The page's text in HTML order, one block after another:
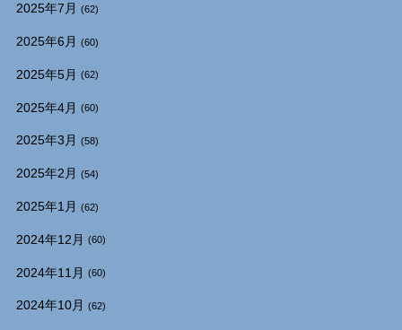
2025年7月 (62)
2025年6月 (60)
2025年5月 (62)
2025年4月 (60)
2025年3月 (58)
2025年2月 (54)
2025年1月 (62)
2024年12月 (60)
2024年11月 (60)
2024年10月 (62)